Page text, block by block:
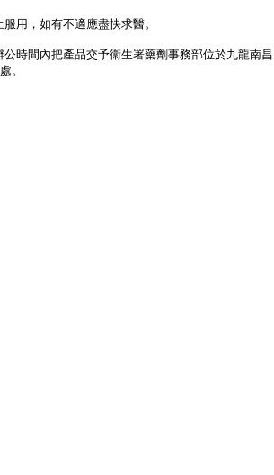
，如有不適應盡快求醫。
間內把產品交予衞生署藥劑事務部位於九龍南昌
。